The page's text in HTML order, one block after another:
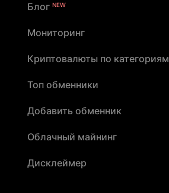
Блог NEW
Мониторинг
Криптовалюты по категориям
Топ обменники
Добавить обменник
Облачный майнинг
Дисклеймер